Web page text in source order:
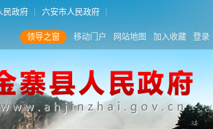
民政府 六安市人民政府
领导之窗 移动门户 网站地图 加入收藏 登录